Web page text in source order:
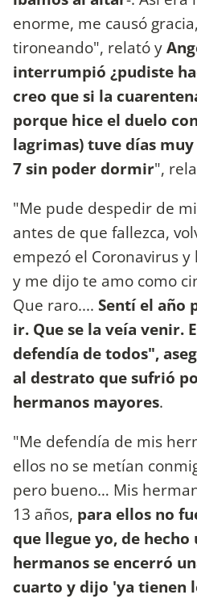
enorme, me causó
tironeando", relató y
interrumpió ¿pudiste
creo que si la
porque hice el duelo
lagrimas) tuve días muy
7 sin poder dormir",
"Me pude despedir de
antes de que fallezca,
empezó el Coronavirus
y me dijo te amo como
Que raro.... Sentí el año
ir. Que se la veía venir.
defendía de todos",
al destrato que sufrió
hermanos mayores.
"Me defendía de mis
ellos no se metían
pero bueno… Mis
13 años, para ellos no
que llegue yo, de hecho
hermanos se encerró
cuarto y dijo 'ya tienen